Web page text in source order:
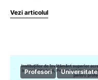
Vezi articolul
Profesori Universitate